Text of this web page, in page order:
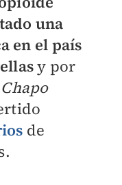
una
en el país
y por
de